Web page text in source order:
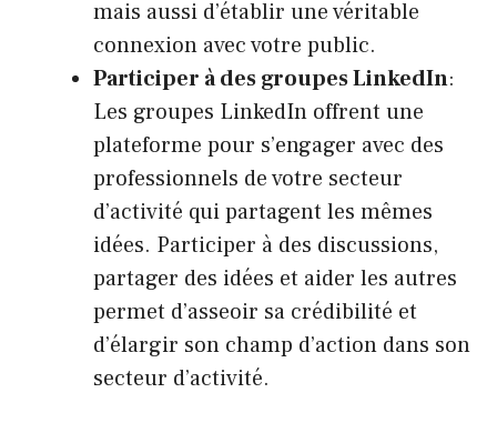
mais aussi d’établir une véritable
connexion avec votre public.
Participer à des groupes LinkedIn:
Les groupes LinkedIn offrent une
plateforme pour s’engager avec des
professionnels de votre secteur
d’activité qui partagent les mêmes
idées. Participer à des discussions,
partager des idées et aider les autres
permet d’asseoir sa crédibilité et
d’élargir son champ d’action dans son
secteur d’activité.